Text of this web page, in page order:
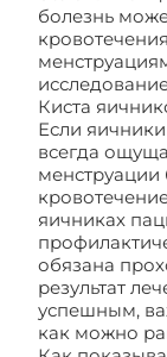
болезнь
Киста
Если
всегда
менструации
яичниках
обязана
результат
успешным,
как можно